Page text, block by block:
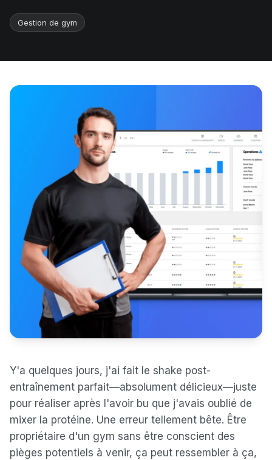
Gestion de gym
Y'a quelques jours, j'ai fait le shake post-
entraînement parfait—absolument délicieux—juste
pour réaliser après l'avoir bu que j'avais oublié de
mixer la protéine. Une erreur tellement bête. Être
propriétaire d'un gym sans être conscient des
pièges potentiels à venir, ça peut ressembler à ça,